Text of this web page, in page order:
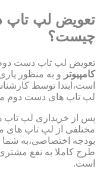
تعویض لپ تاپ
چیست؟
تعویض لپ تاپ دست
کامپیوتر و به منظور
است،ابتدا توسط
لپ تاپ های دست دوم
پس از خریداری لپ تاپ
مختلفی از لپ تاپ های
بودجه اختصاصی،به
طرح کاملا به نفع
است.